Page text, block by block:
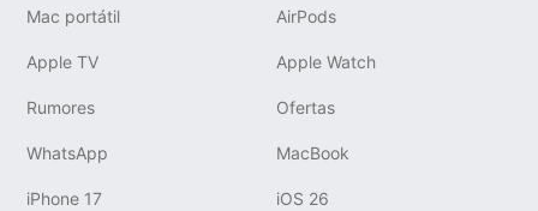
Mac portátil AirPods
Apple TV Apple Watch
Rumores Ofertas
WhatsApp MacBook
iPhone 17 iOS 26